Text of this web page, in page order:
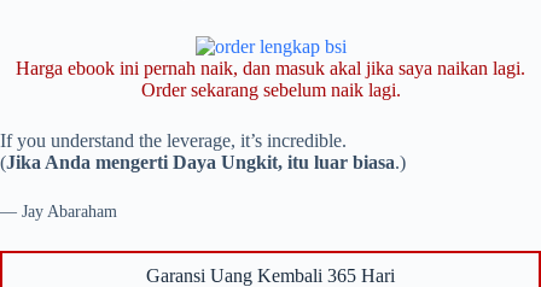
Harga ebook ini pernah naik, dan masuk akal jika saya naikan lagi.
Order sekarang sebelum naik lagi.
If you understand the leverage, it’s incredible.
(Jika Anda mengerti Daya Ungkit, itu luar biasa.)
— Jay Abaraham
Garansi Uang Kembali 365 Hari